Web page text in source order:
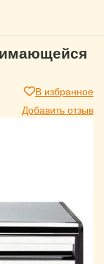
В избранное
Добавить отзыв